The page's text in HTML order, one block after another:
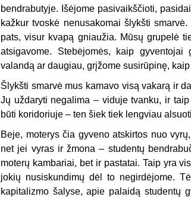
bendrabutyje. Išėjome pasivaikščioti,
kažkur tvoskė nenusakomai šlykšti
pats, visur kvapą gniaužia. Mūsų grupelė
atsigavome. Stebėjomės, kaip
valandą ar daugiau, grįžome susirūpinę,
Šlykšti smarvė mus kamavo visą vakarą ir
Jų uždaryti negalima – viduje tvanku, ir
būti koridoriuje – ten šiek tiek lengviau
Beje, moterys čia gyveno atskirtos nuo
net jei vyras ir žmona – studentų
moterų kambariai, bet ir pastatai. Taip yra
jokių nusiskundimų dėl to negirdėjome.
kapitalizmo šalyse, apie palaidą studentų